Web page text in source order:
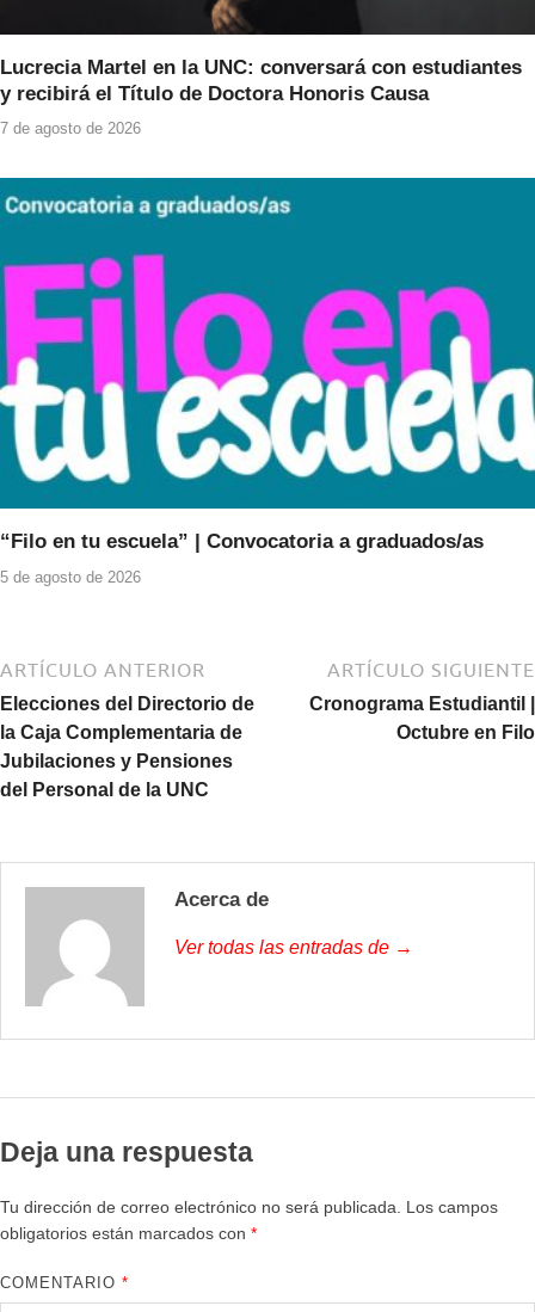
Lucrecia Martel en la UNC: conversará con estudiantes
y recibirá el Título de Doctora Honoris Causa
7 de agosto de 2026
“Filo en tu escuela” | Convocatoria a graduados/as
5 de agosto de 2026
ARTÍCULO ANTERIOR
Elecciones del Directorio de
la Caja Complementaria de
Jubilaciones y Pensiones
del Personal de la UNC
ARTÍCULO SIGUIENTE
Cronograma Estudiantil |
Octubre en Filo
Acerca de
Ver todas las entradas de →
Deja una respuesta
Tu dirección de correo electrónico no será publicada. Los campos
obligatorios están marcados con *
COMENTARIO*